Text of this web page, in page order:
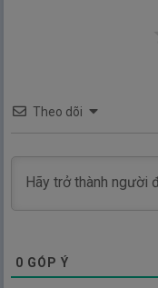
Theo dõi
0 GÓP Ý